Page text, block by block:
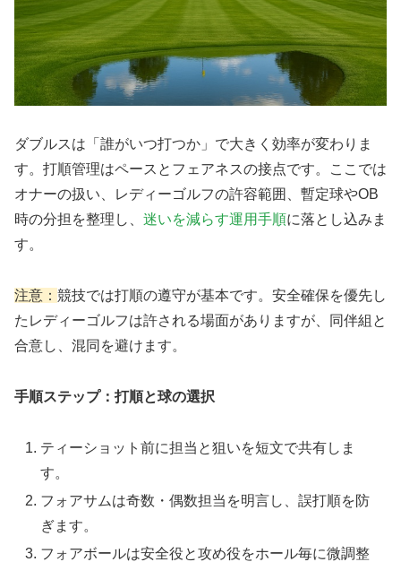
ダブルスは「誰がいつ打つか」で大きく効率が変わりま
す。打順管理はペースとフェアネスの接点です。ここでは
オナーの扱い、レディーゴルフの許容範囲、暫定球やOB
時の分担を整理し、 迷いを減らす運用手順に落とし込みま
す。
注意： 競技では打順の遵守が基本です。安全確保を優先し
たレディーゴルフは許される場面がありますが、同伴組と
合意し、混同を避けます。
手順ステップ：打順と球の選択
ティーショット前に担当と狙いを短文で共有しま
す。
フォアサムは奇数・偶数担当を明言し、誤打順を防
ぎます。
フォアボールは安全役と攻め役をホール毎に微調整